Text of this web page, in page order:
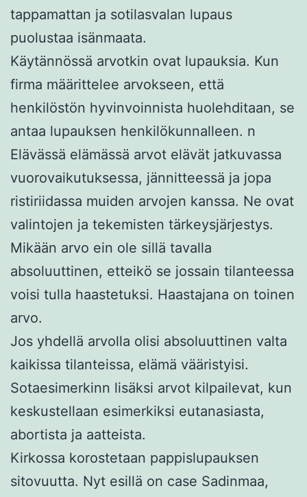
tappamattan ja sotilasvalan lupaus
puolustaa isänmaata.
Käytännössä arvotkin ovat lupauksia. Kun
firma määrittelee arvokseen, että
henkilöstön hyvinvoinnista huolehditaan, se
antaa lupauksen henkilökunnalleen. n
Elävässä elämässä arvot elävät jatkuvassa
vuorovaikutuksessa, jännitteessä ja jopa
ristiriidassa muiden arvojen kanssa. Ne ovat
valintojen ja tekemisten tärkeysjärjestys.
Mikään arvo ein ole sillä tavalla
absoluuttinen, etteikö se jossain tilanteessa
voisi tulla haastetuksi. Haastajana on toinen
arvo.
Jos yhdellä arvolla olisi absoluuttinen valta
kaikissa tilanteissa, elämä vääristyisi.
Sotaesimerkinn lisäksi arvot kilpailevat, kun
keskustellaan esimerkiksi eutanasiasta,
abortista ja aatteista.
Kirkossa korostetaan pappislupauksen
sitovuutta. Nyt esillä on case Sadinmaa,